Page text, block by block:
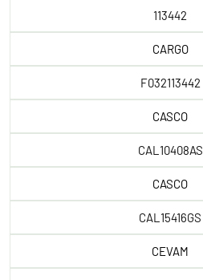
113442
CARGO
F032113442
CASCO
CAL10408AS
CASCO
CAL15416GS
CEVAM